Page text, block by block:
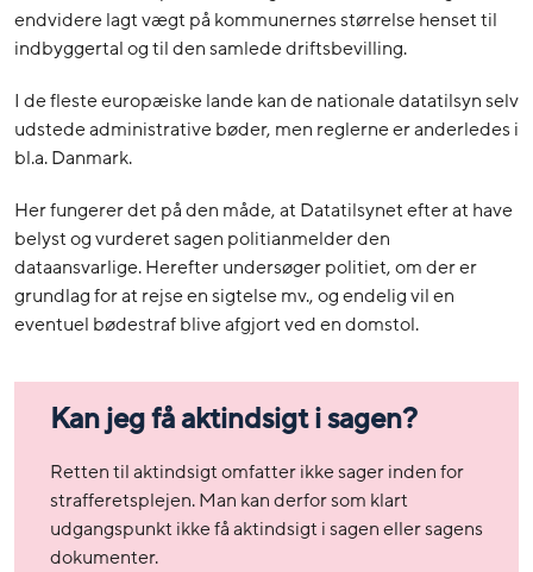
endvidere lagt vægt på kommunernes størrelse henset til
indbyggertal og til den samlede driftsbevilling.
I de fleste europæiske lande kan de nationale datatilsyn selv
udstede administrative bøder, men reglerne er anderledes i
bl.a. Danmark.
Her fungerer det på den måde, at Datatilsynet efter at have
belyst og vurderet sagen politianmelder den
dataansvarlige. Herefter undersøger politiet, om der er
grundlag for at rejse en sigtelse mv., og endelig vil en
eventuel bødestraf blive afgjort ved en domstol.
Kan jeg få aktindsigt i sagen?
Retten til aktindsigt omfatter ikke sager inden for
strafferetsplejen. Man kan derfor som klart
udgangspunkt ikke få aktindsigt i sagen eller sagens
dokumenter.